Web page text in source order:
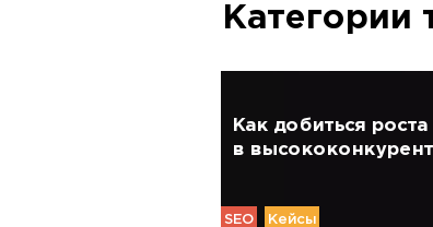
Категории
Как добиться
в
SEO Кейсы